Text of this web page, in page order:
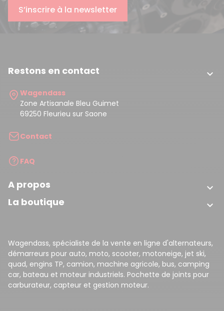
S’inscrire à la newsletter
Restons en contact 
Wagendass
Zone Artisanale Bleu Guimet
69250 Fleurieu sur Saone
Contact
FAQ
A propos 
La boutique 
Wagendass, spécialiste de la vente en ligne d'alternateurs,
démarreurs pour auto, moto, scooter, motoneige, jet ski,
quad, engins TP, camion, machine agricole, bus, camping
car, bateau et moteur industriels. Pochette de joints pour
carburateur, capteur et gestion moteur.